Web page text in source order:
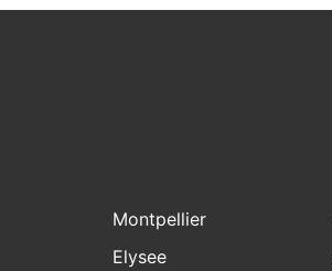
Montpellier
Elysee